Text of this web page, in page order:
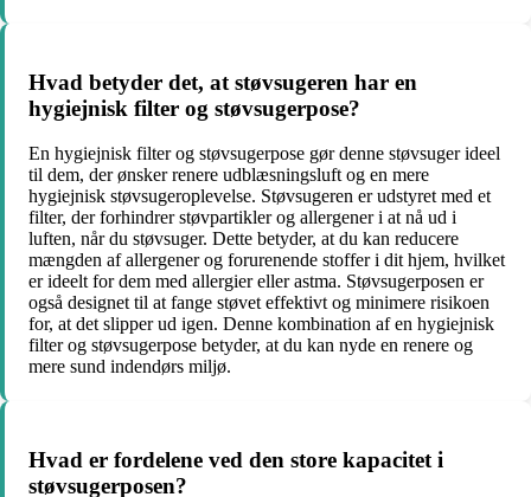
Hvad betyder det, at støvsugeren har en
hygiejnisk filter og støvsugerpose?
En hygiejnisk filter og støvsugerpose gør denne støvsuger ideel
til dem, der ønsker renere udblæsningsluft og en mere
hygiejnisk støvsugeroplevelse. Støvsugeren er udstyret med et
filter, der forhindrer støvpartikler og allergener i at nå ud i
luften, når du støvsuger. Dette betyder, at du kan reducere
mængden af allergener og forurenende stoffer i dit hjem, hvilket
er ideelt for dem med allergier eller astma. Støvsugerposen er
også designet til at fange støvet effektivt og minimere risikoen
for, at det slipper ud igen. Denne kombination af en hygiejnisk
filter og støvsugerpose betyder, at du kan nyde en renere og
mere sund indendørs miljø.
Hvad er fordelene ved den store kapacitet i
støvsugerposen?